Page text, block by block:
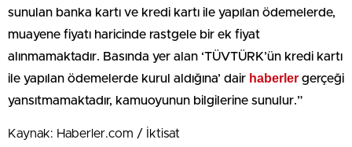
sunulan banka kartı ve kredi kartı ile yapılan ödemelerde,
muayene fiyatı haricinde rastgele bir ek fiyat
alınmamaktadır. Basında yer alan ‘TÜVTÜRK’ün kredi kartı
ile yapılan ödemelerde kurul aldığına’ dair haberler gerçeği
yansıtmamaktadır, kamuoyunun bilgilerine sunulur.”
Kaynak: Haberler.com / İktisat